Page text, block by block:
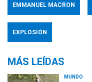
EMMANUEL MACRON
EXPLOSIÓN
MÁS LEÍDAS
MUNDO